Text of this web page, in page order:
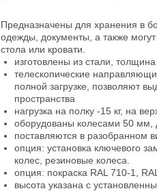
Предназначены для хранения в
одежды, документы, а также
стола или кровати.
изготовлены из стали,
телескопические
полной загрузке, позволяют
пространства
нагрузка на полку -15 кг, на
оборудованы колесами 50 мм,
поставляются в разобранном
опция: установка ключевого
колес, резиновые колеса.
опция: покраска RAL 710-1,
высота указана с